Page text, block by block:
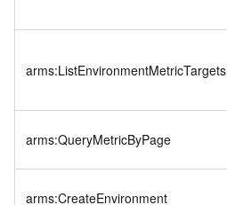
arms:ListEnvironmentMetricTargets
arms:QueryMetricByPage
arms:CreateEnvironment